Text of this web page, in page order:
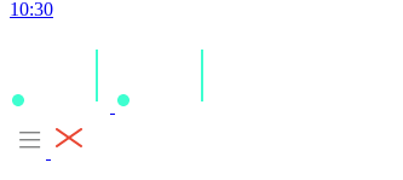
10:30